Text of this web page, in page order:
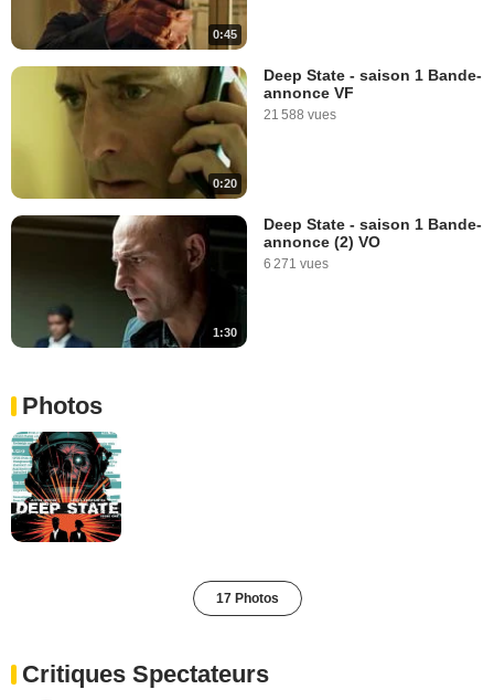
0:45
0:20
Deep State - saison 1 Bande-
annonce VF
21 588 vues
1:30
Deep State - saison 1 Bande-
annonce (2) VO
6 271 vues
Photos
17 Photos
Critiques Spectateurs